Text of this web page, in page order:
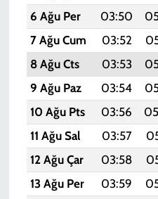
6 Ağu Per
03:50
7 Ağu Cum
03:52
8 Ağu Cts
03:53
9 Ağu Paz
03:54
10 Ağu Pts
03:56
11 Ağu Sal
03:57
12 Ağu Çar
03:58
13 Ağu Per
03:59